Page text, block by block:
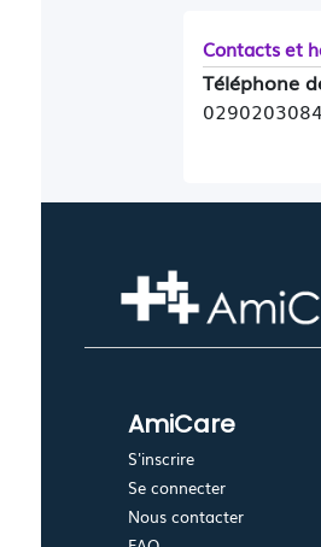
Contacts et
Téléphone
0290203084
AmiCare
S'inscrire
Se connecter
Nous contacter